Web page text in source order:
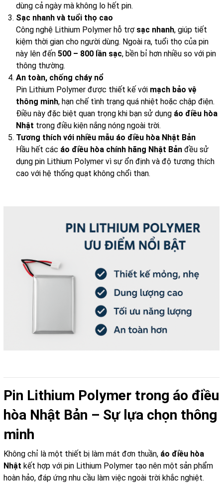
dùng cả ngày mà không lo hết pin.
Sạc nhanh và tuổi thọ cao
Công nghệ Lithium Polymer hỗ trợ sạc nhanh, giúp tiết
kiệm thời gian cho người dùng. Ngoài ra, tuổi thọ của pin
này lên đến 500 – 800 lần sạc, bền bỉ hơn nhiều so với pin
thông thường.
An toàn, chống cháy nổ
Pin Lithium Polymer được thiết kế với mạch bảo vệ
thông minh, hạn chế tình trạng quá nhiệt hoặc chập điện.
Điều này đặc biệt quan trọng khi bạn sử dụng áo điều hòa
Nhật trong điều kiện nắng nóng ngoài trời.
Tương thích với nhiều mẫu áo điều hòa Nhật Bản
Hầu hết các áo điều hòa chính hãng Nhật Bản đều sử
dụng pin Lithium Polymer vì sự ổn định và độ tương thích
cao với hệ thống quạt không chổi than.
Pin Lithium Polymer trong áo điều
hòa Nhật Bản – Sự lựa chọn thông
minh
Không chỉ là một thiết bị làm mát đơn thuần, áo điều hòa
Nhật kết hợp với pin Lithium Polymer tạo nên một sản phẩm
hoàn hảo, đáp ứng nhu cầu làm việc ngoài trời khắc nghiệt.